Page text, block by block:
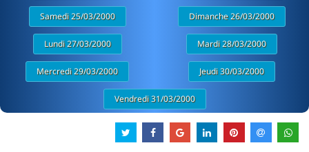
Samedi 25/03/2000 Dimanche 26/03/2000
Lundi 27/03/2000 Mardi 28/03/2000
Mercredi 29/03/2000 Jeudi 30/03/2000
Vendredi 31/03/2000